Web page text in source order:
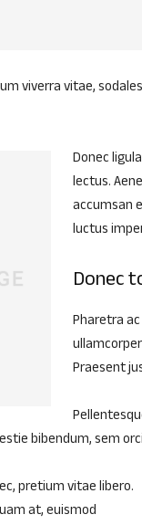
viverra vitae,
Donec
lectus.
accumsan
luctus
Donec
Pharetra
Praesent
bibendum, sem
pretium vitae libero.
at, euismod